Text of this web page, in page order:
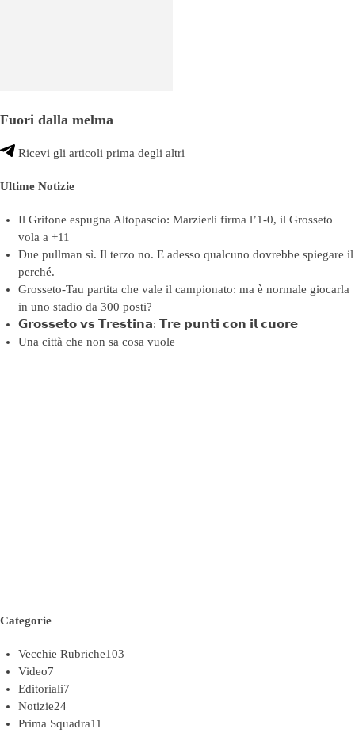
Fuori dalla melma
Ricevi gli articoli prima degli altri
Ultime Notizie
Il Grifone espugna Altopascio: Marzierli firma l’1-0, il Grosseto
vola a +11
Due pullman sì. Il terzo no. E adesso qualcuno dovrebbe spiegare il
perché.
Grosseto-Tau partita che vale il campionato: ma è normale giocarla
in uno stadio da 300 posti?
𝗚𝗿𝗼𝘀𝘀𝗲𝘁𝗼 𝘃𝘀 𝗧𝗿𝗲𝘀𝘁𝗶𝗻𝗮: 𝗧𝗿𝗲 𝗽𝘂𝗻𝘁𝗶 𝗰𝗼𝗻 𝗶𝗹 𝗰𝘂𝗼𝗿𝗲
Una città che non sa cosa vuole
Categorie
Vecchie Rubriche103
Video7
Editoriali7
Notizie24
Prima Squadra11